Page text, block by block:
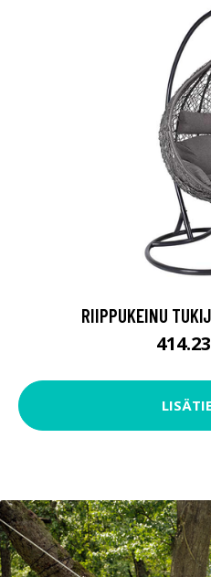
RIIPPUKEINU